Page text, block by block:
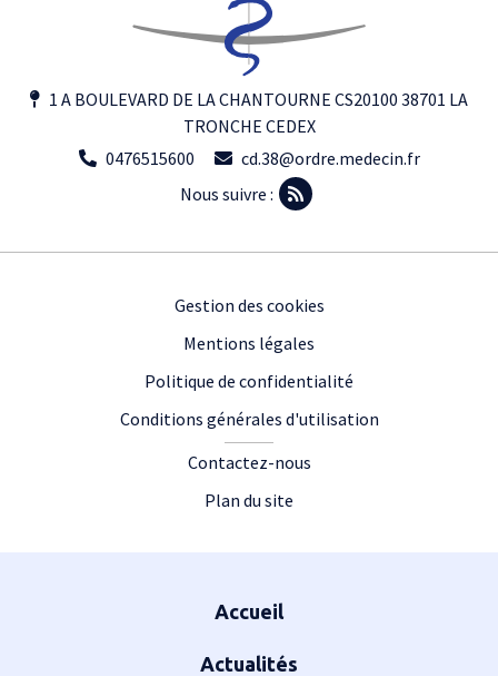
1 A BOULEVARD DE LA CHANTOURNE CS20100 38701 LA
TRONCHE CEDEX
0476515600
cd.38@ordre.medecin.fr
Nous suivre :
Gestion des cookies
Mentions légales
Politique de confidentialité
Conditions générales d'utilisation
Contactez-nous
Plan du site
Accueil
Actualités